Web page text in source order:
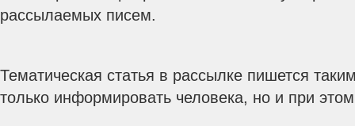
рассылаемых писем.
Тематическая статья в рассылке пишется
только информировать человека, но и при этом